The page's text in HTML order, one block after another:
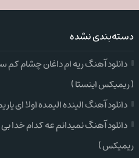
دسته‌بندی نشده
دانلود آهنگ ریه ام داغان چشام
( ریمیکس اینستا )
دانلود آهنگ الینده الیمده اولا ای
دانلود آهنگ نمیدانم عه کدام خدا بی
ریمیکس )